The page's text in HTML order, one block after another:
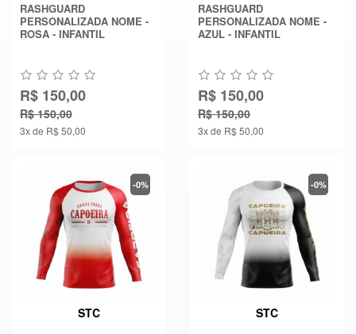
RASHGUARD
PERSONALIZADA NOME -
ROSA - INFANTIL
R$ 150,00
R$ 150,00
3x de R$ 50,00
RASHGUARD
PERSONALIZADA NOME -
AZUL - INFANTIL
R$ 150,00
R$ 150,00
3x de R$ 50,00
STC
-0%
STC
-0%